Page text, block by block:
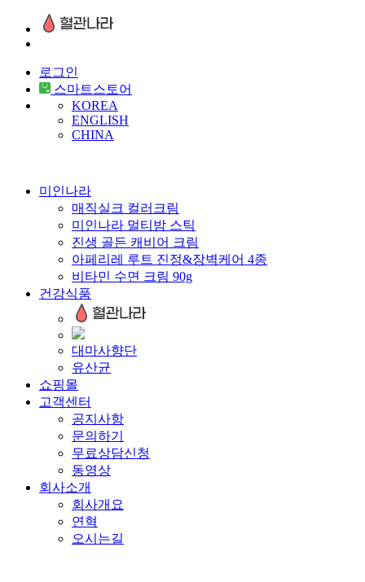
로그인
스마트스토어
KOREA
ENGLISH
CHINA
미인나라
매직실크 컬러크림
미인나라 멀티밤 스틱
진생 골든 캐비어 크림
아페리레 루트 진정&장벽케어 4종
비타민 수면 크림 90g
건강식품
대마사향단
유산균
쇼핑몰
고객센터
공지사항
문의하기
무료상담신청
동영상
회사소개
회사개요
연혁
오시는길